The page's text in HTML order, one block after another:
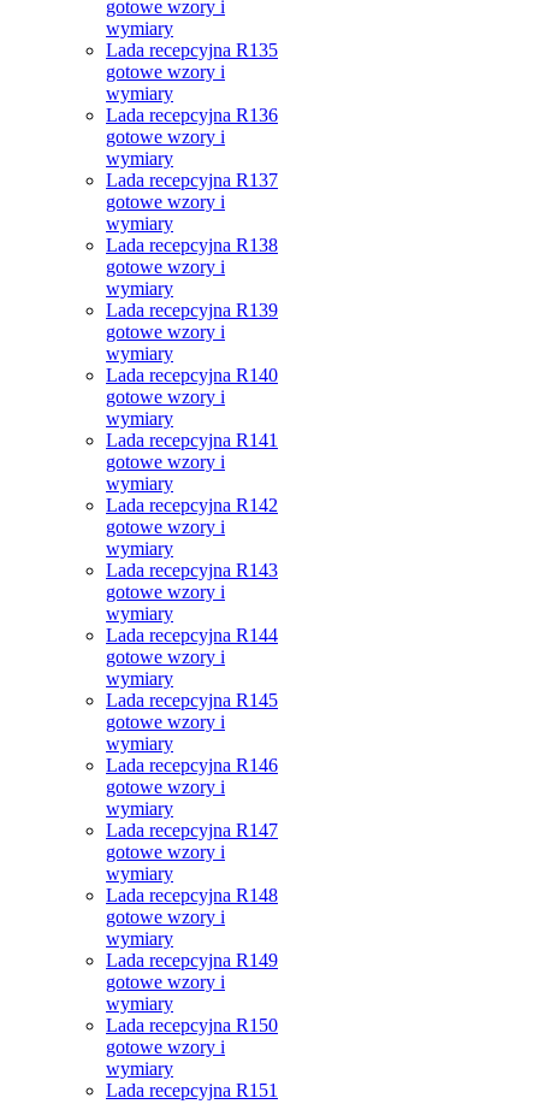
gotowe wzory i
wymiary
Lada recepcyjna R135
gotowe wzory i
wymiary
Lada recepcyjna R136
gotowe wzory i
wymiary
Lada recepcyjna R137
gotowe wzory i
wymiary
Lada recepcyjna R138
gotowe wzory i
wymiary
Lada recepcyjna R139
gotowe wzory i
wymiary
Lada recepcyjna R140
gotowe wzory i
wymiary
Lada recepcyjna R141
gotowe wzory i
wymiary
Lada recepcyjna R142
gotowe wzory i
wymiary
Lada recepcyjna R143
gotowe wzory i
wymiary
Lada recepcyjna R144
gotowe wzory i
wymiary
Lada recepcyjna R145
gotowe wzory i
wymiary
Lada recepcyjna R146
gotowe wzory i
wymiary
Lada recepcyjna R147
gotowe wzory i
wymiary
Lada recepcyjna R148
gotowe wzory i
wymiary
Lada recepcyjna R149
gotowe wzory i
wymiary
Lada recepcyjna R150
gotowe wzory i
wymiary
Lada recepcyjna R151